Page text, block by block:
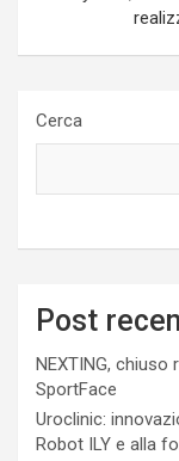
Cerca
Post
NEXTING, chiuso
SportFace
Uroclinic:
Robot ILY e alla